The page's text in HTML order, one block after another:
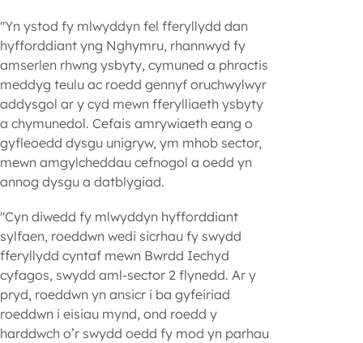
"Yn ystod fy mlwyddyn fel fferyllydd dan
hyfforddiant yng Nghymru, rhannwyd fy
amserlen rhwng ysbyty, cymuned a phractis
meddyg teulu ac roedd gennyf oruchwylwyr
addysgol ar y cyd mewn fferylliaeth ysbyty
a chymunedol. Cefais amrywiaeth eang o
gyfleoedd dysgu unigryw, ym mhob sector,
mewn amgylcheddau cefnogol a oedd yn
annog dysgu a datblygiad.
"Cyn diwedd fy mlwyddyn hyfforddiant
sylfaen, roeddwn wedi sicrhau fy swydd
fferyllydd cyntaf mewn Bwrdd Iechyd
cyfagos, swydd aml-sector 2 flynedd. Ar y
pryd, roeddwn yn ansicr i ba gyfeiriad
roeddwn i eisiau mynd, ond roedd y
harddwch o’r swydd oedd fy mod yn parhau